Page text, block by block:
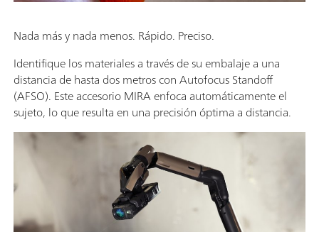
Nada más y nada menos. Rápido. Preciso.
Identifique los materiales a través de su embalaje a una
distancia de hasta dos metros con Autofocus Standoff
(AFSO). Este accesorio MIRA enfoca automáticamente el
sujeto, lo que resulta en una precisión óptima a distancia.